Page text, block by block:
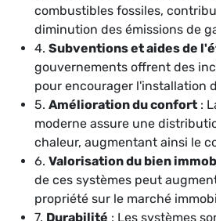
combustibles fossiles,
diminution des émissions de
4. Subventions et aides de
gouvernements offrent des
pour encourager l'installation
5. Amélioration du confort :
moderne assure une
chaleur, augmentant ainsi le
6. Valorisation du bien
de ces systèmes peut
propriété sur le marché
7. Durabilité : Les systèmes